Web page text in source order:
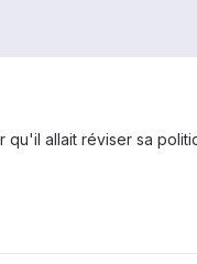
qu'il allait réviser sa